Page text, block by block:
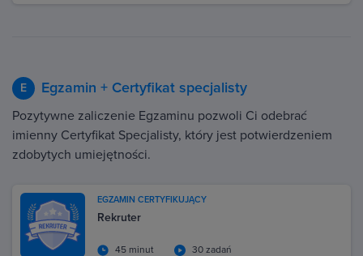
E Egzamin + Certyfikat specjalisty
Pozytywne zaliczenie Egzaminu pozwoli Ci odebrać
imienny Certyfikat Specjalisty, który jest potwierdzeniem
zdobytych umiejętności.
EGZAMIN CERTYFIKUJĄCY
Rekruter
45 minut 30 zadań